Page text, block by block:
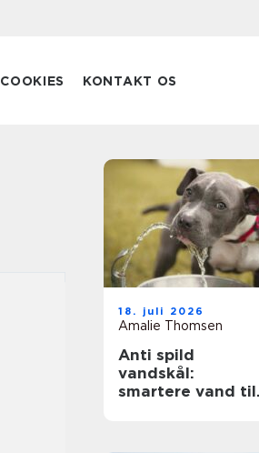
COOKIES KONTAKT OS
18. juli 2026
Amalie Thomsen
Anti spild
vandskål:
smartere vand til